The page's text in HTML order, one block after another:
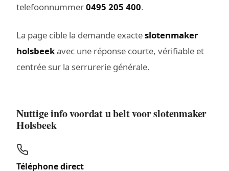
telefoonnummer0495 205 400.
La page cible la demande exacteslotenmaker
holsbeekavec une réponse courte, vérifiable et
centrée sur la serrurerie générale.
Nuttige info voordat u belt voor slotenmaker
Holsbeek
Téléphone direct